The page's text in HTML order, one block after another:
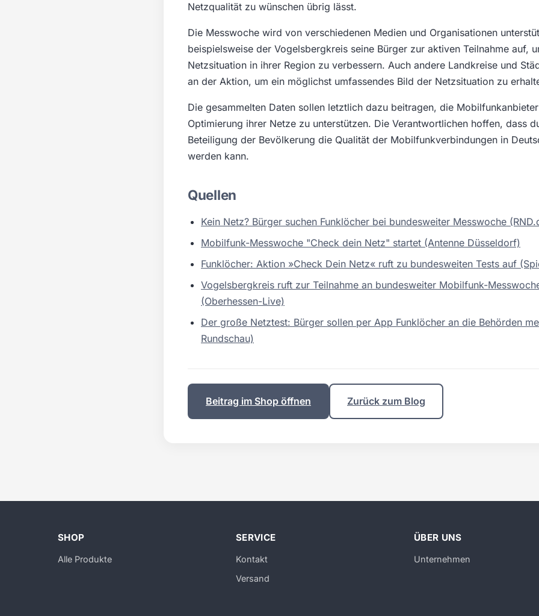
Netzqualität zu wünschen übrig lässt.
Die Messwoche wird von verschiedenen Medien und Organisationen
beispielsweise der Vogelsbergkreis seine Bürger zur aktiven Teilnahme auf,
Netzsituation in ihrer Region zu verbessern. Auch andere Landkreise und
an der Aktion, um ein möglichst umfassendes Bild der Netzsituation zu
Die gesammelten Daten sollen letztlich dazu beitragen, die
Optimierung ihrer Netze zu unterstützen. Die Verantwortlichen hoffen, dass
Beteiligung der Bevölkerung die Qualität der Mobilfunkverbindungen in
werden kann.
Quellen
Kein Netz? Bürger suchen Funklöcher bei bundesweiter Messwoche
Mobilfunk-Messwoche "Check dein Netz" startet (Antenne Düsseldorf)
Funklöcher: Aktion »Check Dein Netz« ruft zu bundesweiten Tests auf
Vogelsbergkreis ruft zur Teilnahme an bundesweiter Mobilfunk-
(Oberhessen-Live)
Der große Netztest: Bürger sollen per App Funklöcher an die Behörden
Rundschau)
Beitrag im Shop öffnen Zurück zum Blog
SHOP
Alle Produkte
SERVICE
Kontakt
Versand
ÜBER UNS
Unternehmen